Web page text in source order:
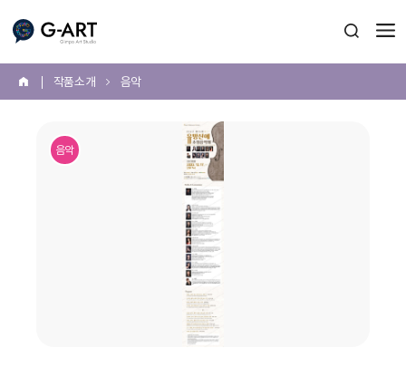
G-ART 검색 열
홈 작품 소개 음악
음악